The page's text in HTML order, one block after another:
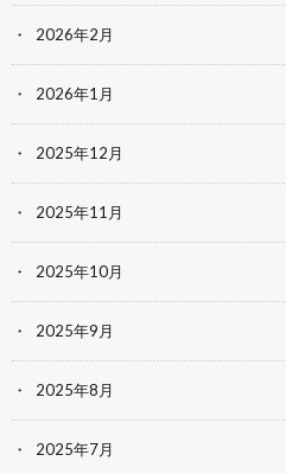
2026年2月
2026年1月
2025年12月
2025年11月
2025年10月
2025年9月
2025年8月
2025年7月